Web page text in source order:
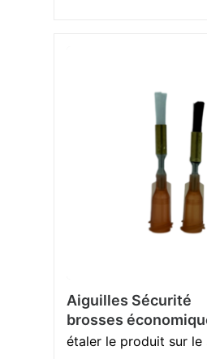
Aiguilles Sécurité
brosses
étaler le produit sur le